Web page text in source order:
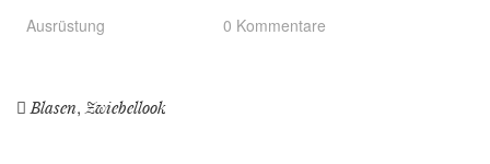
Ausrüstung
0 Kommentare
Blasen, Zwiebellook